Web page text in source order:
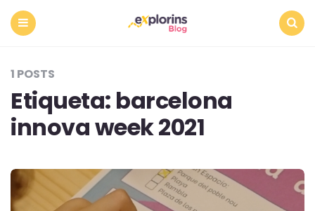
1 POSTS
Etiqueta: barcelona
innova week 2021